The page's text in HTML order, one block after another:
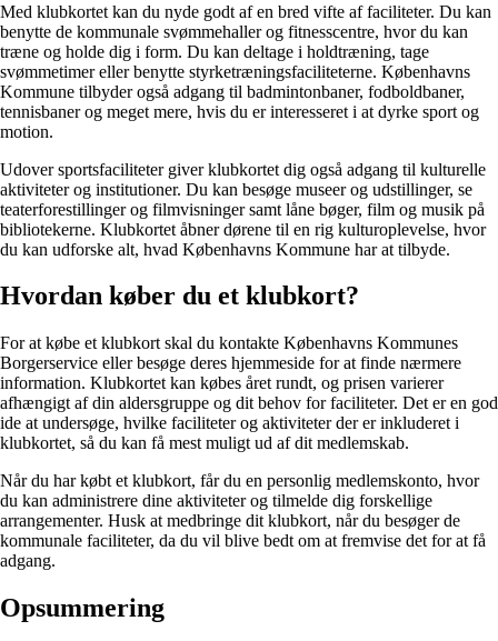
Med klubkortet kan du nyde godt af en bred vifte af faciliteter. Du kan
benytte de kommunale svømmehaller og fitnesscentre, hvor du kan
træne og holde dig i form. Du kan deltage i holdtræning, tage
svømmetimer eller benytte styrketræningsfaciliteterne. Københavns
Kommune tilbyder også adgang til badmintonbaner, fodboldbaner,
tennisbaner og meget mere, hvis du er interesseret i at dyrke sport og
motion.
Udover sportsfaciliteter giver klubkortet dig også adgang til kulturelle
aktiviteter og institutioner. Du kan besøge museer og udstillinger, se
teaterforestillinger og filmvisninger samt låne bøger, film og musik på
bibliotekerne. Klubkortet åbner dørene til en rig kulturoplevelse, hvor
du kan udforske alt, hvad Københavns Kommune har at tilbyde.
Hvordan køber du et klubkort?
For at købe et klubkort skal du kontakte Københavns Kommunes
Borgerservice eller besøge deres hjemmeside for at finde nærmere
information. Klubkortet kan købes året rundt, og prisen varierer
afhængigt af din aldersgruppe og dit behov for faciliteter. Det er en god
ide at undersøge, hvilke faciliteter og aktiviteter der er inkluderet i
klubkortet, så du kan få mest muligt ud af dit medlemskab.
Når du har købt et klubkort, får du en personlig medlemskonto, hvor
du kan administrere dine aktiviteter og tilmelde dig forskellige
arrangementer. Husk at medbringe dit klubkort, når du besøger de
kommunale faciliteter, da du vil blive bedt om at fremvise det for at få
adgang.
Opsummering